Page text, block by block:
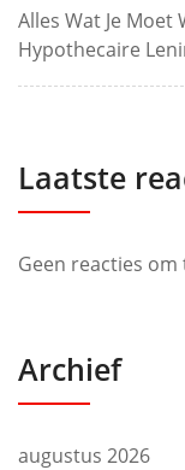
Alles Wat Je Moet
Hypothecaire
Laatste
Geen reacties om
Archief
augustus 2026